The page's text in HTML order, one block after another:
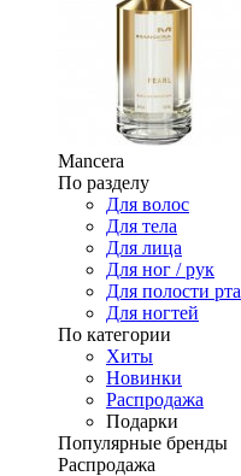
Mancera
По разделу
Для волос
Для тела
Для лица
Для ног / рук
Для полости рта
Для ногтей
По категории
Хиты
Новинки
Распродажа
Подарки
Популярные бренды
Распродажа